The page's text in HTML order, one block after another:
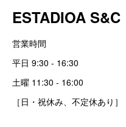
ESTADIOA S&C
営業時間
平日 9:30 - 16:30
土曜 11:30 - 16:00
［日・祝休み、不定休あり］